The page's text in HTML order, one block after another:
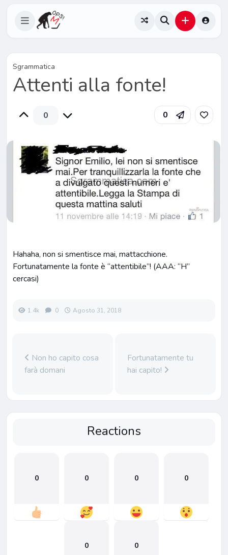
Sgrammatica
Attenti alla fonte!
0 0
Hahaha, non si smentisce mai, mattacchione.
Fortunatamente la fonte è “attentibile”! (AAA: “H”
cercasi)
1.4k 0 Agosto 31, 2018
Non ho capito cosa
farà domani
Fortunatamente tu
hai capito!
Reactions
0 0 0 0
0 0